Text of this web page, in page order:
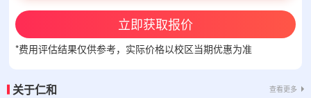
立即获取报价
*费用评估结果仅供参考，实际价格以校区当期优惠为准
关于仁和 查看更多